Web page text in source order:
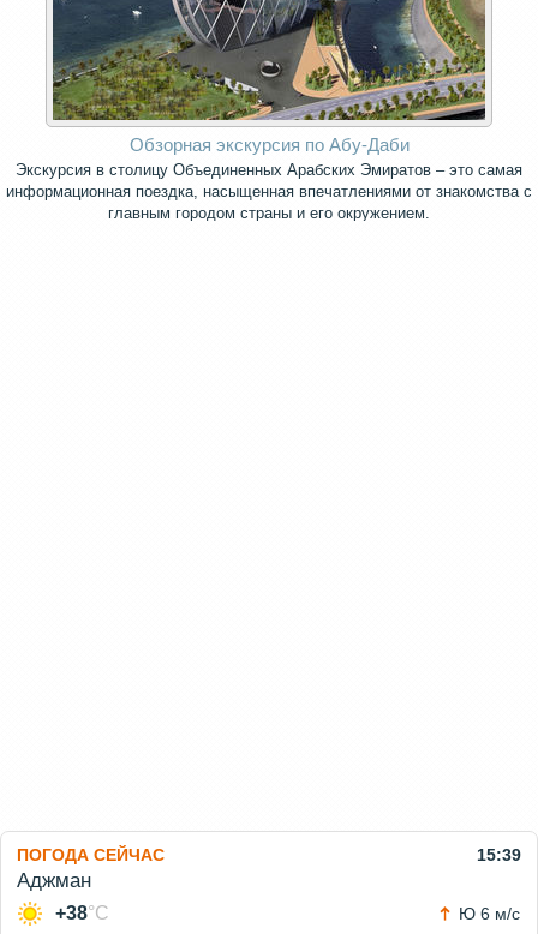
Обзорная экскурсия по Абу-Даби
Экскурсия в столицу Объединенных Арабских Эмиратов – это самая
информационная поездка, насыщенная впечатлениями от знакомства с
главным городом страны и его окружением.
ПОГОДА СЕЙЧАС 15:39
Аджман
+38°C
Ю 6 м/с